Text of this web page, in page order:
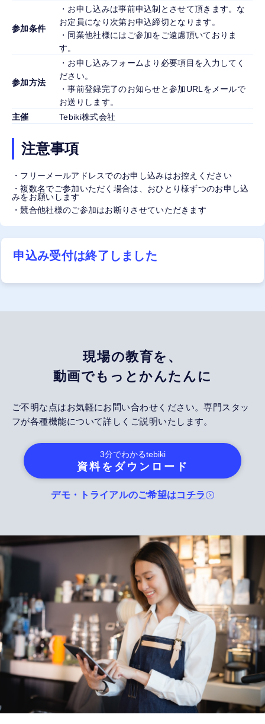
参加条件
・お申し込みは事前申込制とさせて頂きます。な
お定員になり次第お申込締切となります。
・同業他社様にはご参加をご遠慮頂いておりま
す。
参加方法
・お申し込みフォームより必要項目を入力してく
ださい。
・事前登録完了のお知らせと参加URLをメールで
お送りします。
主催
Tebiki株式会社
注意事項
・フリーメールアドレスでのお申し込みはお控えください
・複数名でご参加いただく場合は、おひとり様ずつのお申し込
みをお願いします
・競合他社様のご参加はお断りさせていただきます
申込み受付は終了しました
現場の教育を、
動画でもっとかんたんに
ご不明な点はお気軽にお問い合わせください。専門スタッ
フが各種機能について詳しくご説明いたします。
3分でわかるtebiki
資料をダウンロード
デモ・トライアルのご希望はコチラ